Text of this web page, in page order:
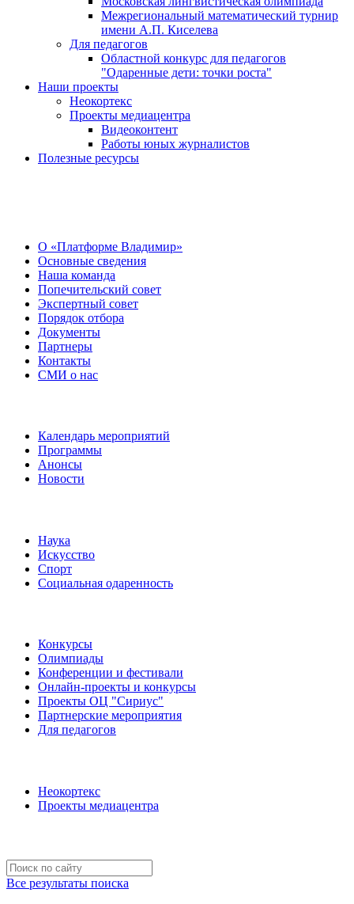
Межрегиональный математический турнир
имени А.П. Киселева
Для педагогов
Областной конкурс для педагогов
"Одаренные дети: точки роста"
Наши проекты
Неокортекс
Проекты медиацентра
Видеоконтент
Работы юных журналистов
Полезные ресурсы
О «Платформе Владимир»
Основные сведения
Наша команда
Попечительский совет
Экспертный совет
Порядок отбора
Документы
Партнеры
Контакты
СМИ о нас
Календарь мероприятий
Программы
Анонсы
Новости
Наука
Искусство
Спорт
Социальная одаренность
Конкурсы
Олимпиады
Конференции и фестивали
Онлайн-проекты и конкурсы
Проекты ОЦ "Сириус"
Партнерские мероприятия
Для педагогов
Неокортекс
Проекты медиацентра
Все результаты поиска